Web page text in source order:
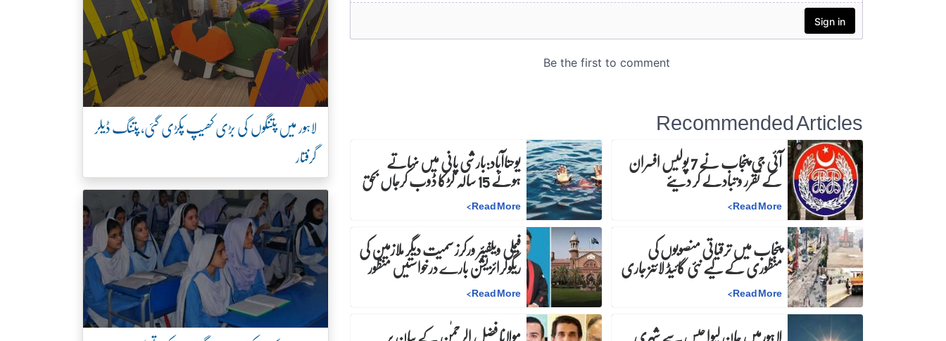
Recommended Articles
آئی جی پنجاب نے 7 پولیس افسرانکے تقرر و تبادلے کر دیئے
Read More
>
یوحناآباد:بارشی پانی میں نہاتے
ہوئے 15 سالہ لڑکا ڈوب کرجاں بحق
Read More
>
پنجاب میں ترقیاتی منصوبوں کی
منظوری کے لیے نئی گائیڈ لائنز جاری
Read More
>
فیملی ویلفیئر ورکرز سمیت دیگر ملازمین کی
ریگولرائزیشن بارے درخواستیں منظور
Read More
>
لاہور میں پتنگوں کی بڑی کھیپ پکڑی گئی، پتنگ ڈیلر
گرفتار